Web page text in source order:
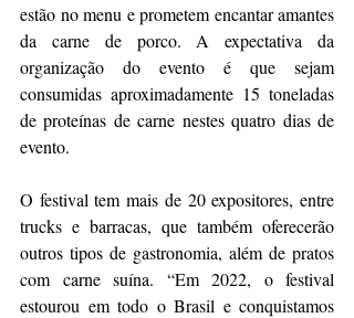
estão no menu e prometem encantar amantes
da carne de porco. A expectativa da
organização do evento é que sejam
consumidas aproximadamente 15 toneladas
de proteínas de carne nestes quatro dias de
evento.
O festival tem mais de 20 expositores, entre
trucks e barracas, que também oferecerão
outros tipos de gastronomia, além de pratos
com carne suína. “Em 2022, o festival
estourou em todo o Brasil e conquistamos